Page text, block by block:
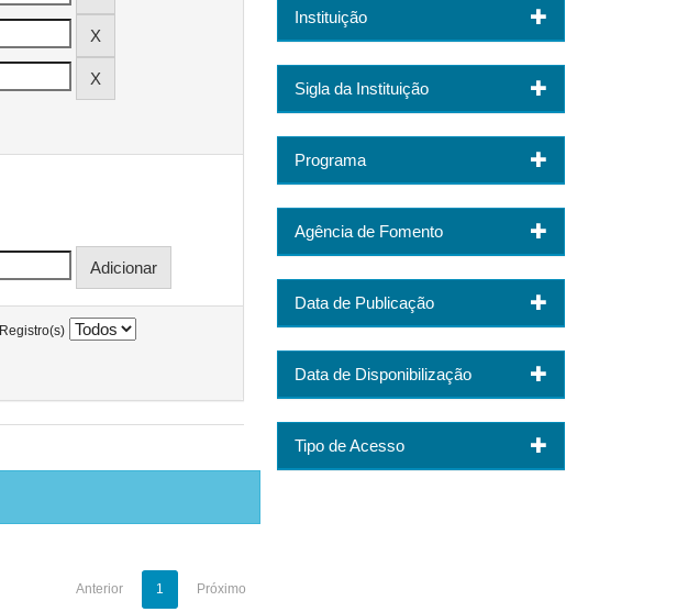
Registro(s)
Anterior 1 Próximo
Instituição
Sigla da Instituição
Programa
Agência de Fomento
Data de Publicação
Data de Disponibilização
Tipo de Acesso